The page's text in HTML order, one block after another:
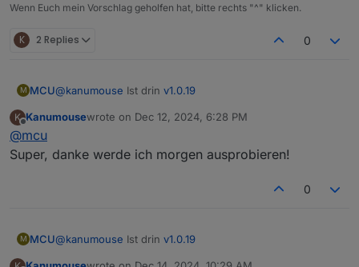
Wenn Euch mein Vorschlag geholfen hat, bitte rechts "^" klicken.
K 2 Replies 0
M MCU@kanumouse Ist drin v1.0.19
K Kanumousewrote on Dec 12, 2024, 6:28 PM
last edited by
@mcu
Super, danke werde ich morgen ausprobieren!
0
M MCU@kanumouse Ist drin v1.0.19